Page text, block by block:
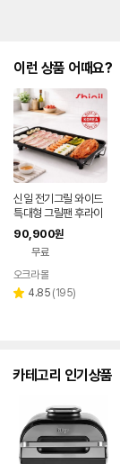
이런 상품 어때요?
신일 전기그릴 와이드
특대형 그릴팬 후라이
팬 고기불판 멀티팬 가
정용 국산
90,900원
무료
오크라 몰
별 4.85 리
(195)
카테고리 인기상품